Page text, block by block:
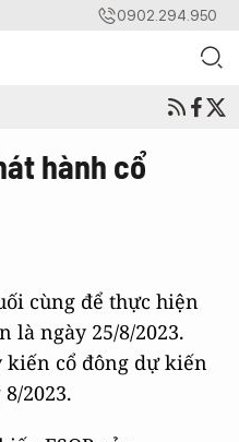
0902.294.950
hành cổ
cùng để thực hiện
là ngày 25/8/2023.
cổ đông dự kiến
2023.